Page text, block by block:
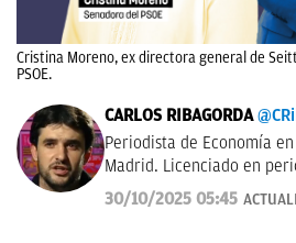
Cristina Moreno, ex directora general de
PSOE.
CARLOS RIBAGORDA
Periodista de Economía
Madrid. Licenciado en
Universidad Complutense.
30/10/2025 05:45